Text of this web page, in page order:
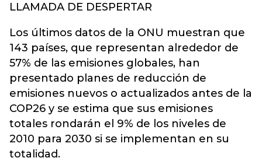
LLAMADA DE DESPERTAR
Los últimos datos de la ONU muestran que
143 países, que representan alrededor de
57% de las emisiones globales, han
presentado planes de reducción de
emisiones nuevos o actualizados antes de la
COP26 y se estima que sus emisiones
totales rondarán el 9% de los niveles de
2010 para 2030 si se implementan en su
totalidad.